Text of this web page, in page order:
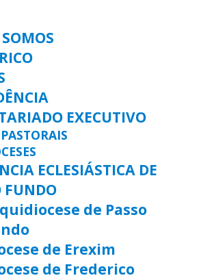
EXECUTIVO
ECLESIÁSTICA DE
FUNDO
de Passo
de Erexim
de Frederico